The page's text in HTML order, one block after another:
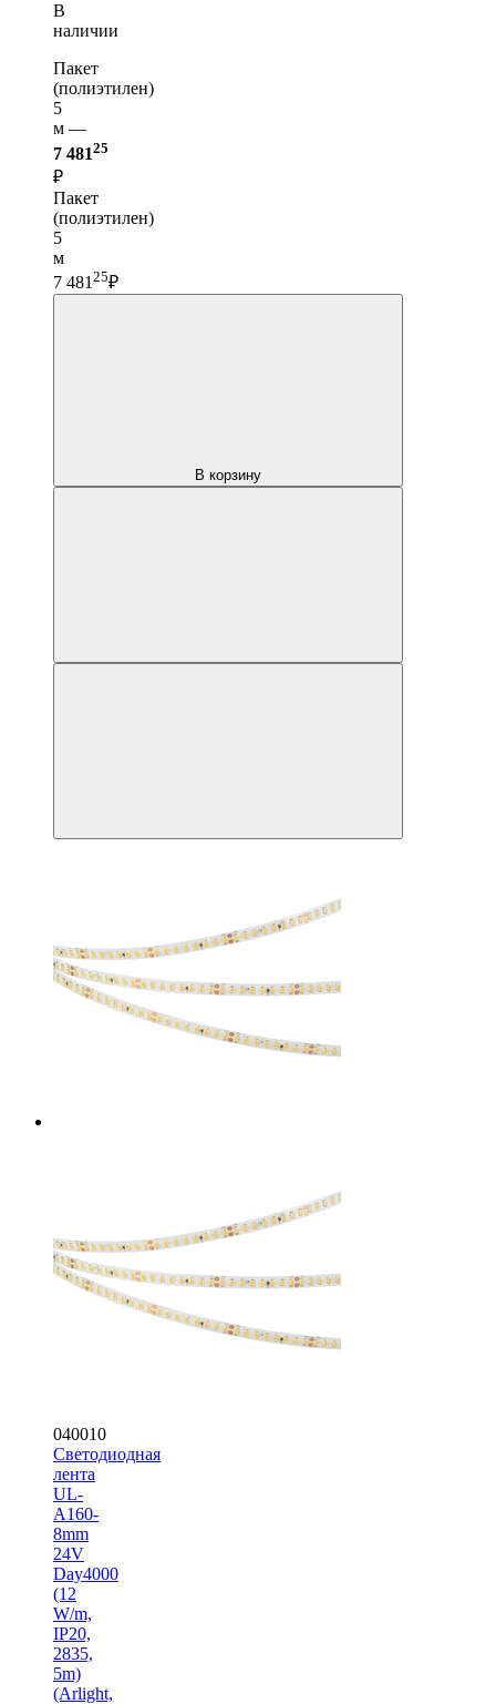
В
наличии
Пакет
(полиэтилен)
5
м —
7 48125
₽
Пакет
(полиэтилен)
5
м
7 481 25₽
В корзину
040010
Светодиодная
лента
UL-
A160-
8mm
24V
Day4000
(12
W/m,
IP20,
2835,
5m)
(Arlight,